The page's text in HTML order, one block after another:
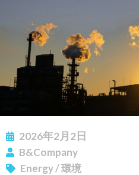
2026年2月2日
B&Company
Energy/環境